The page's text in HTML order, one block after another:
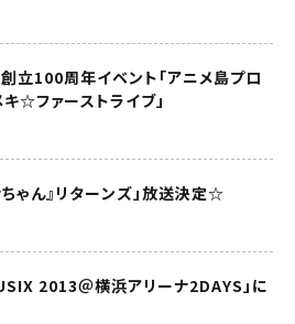
立100周年イベント「アニメ島プロ
キ☆ファーストライブ」
ゃん』リターンズ」放送決定☆
2013＠横浜アリーナ2DAYS」に